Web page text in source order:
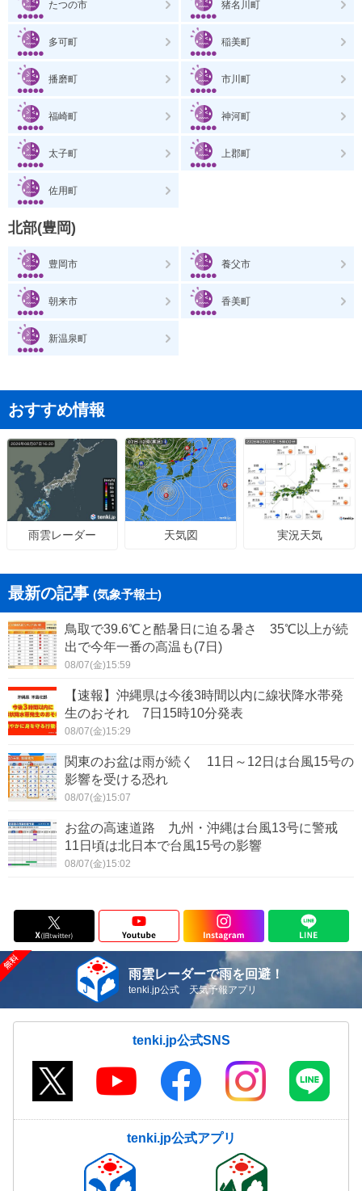
たつの市 猪名川町
多可町 稲美町
播磨町 市川町
福崎町 神河町
太子町 上郡町
佐用町
北部(豊岡)
豊岡市 養父市
朝来市 香美町
新温泉町
おすすめ情報
雨雲レーダー 天気図 実況天気
最新の記事 (気象予報士)
鳥取で39.6℃と酷暑日に迫る暑さ 35℃以上が続
出で今年一番の高温も(7日)
08/07(金)15:59
【速報】沖縄県は今後3時間以内に線状降水帯発
生のおそれ 7日15時10分発表
08/07(金)15:29
関東のお盆は雨が続く 11日～12日は台風15号の
影響を受ける恐れ
08/07(金)15:07
お盆の高速道路 九州・沖縄は台風13号に警戒
11日頃は北日本で台風15号の影響
08/07(金)15:02
雨雲レーダーで雨を回避！
tenki.jp公式 天気予報アプリ
tenki.jp公式SNS
tenki.jp公式アプリ